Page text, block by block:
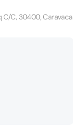
C/C, 30400, Caravaca